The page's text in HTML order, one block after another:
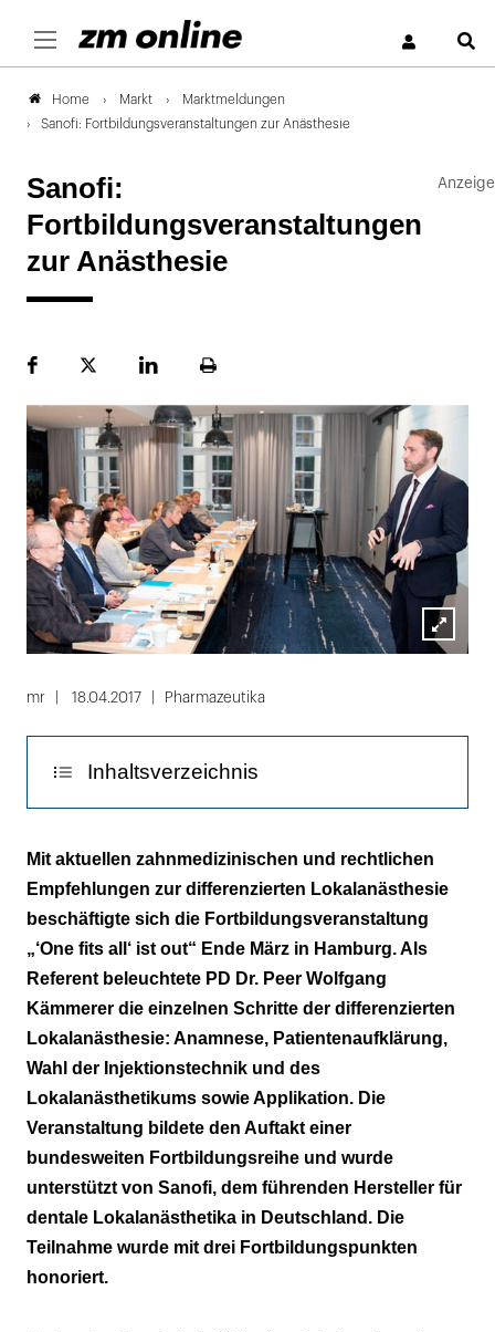
Home Markt
Marktmeldungen
Sanofi: Fortbildungsveranstaltungen zur Anästhesie
Sanofi:
Fortbildungsveranstaltungen
zur Anästhesie
FacebookPlattformLinekdInSeite
Lightbox
mr 18.04.2017 Pharmazeutika
Inhaltsverzeichnis
Patienten kennenlernen
Im Fokus: Risikopatienten
Fortbildungspunkte für Teilnehmer
Mit aktuellen zahnmedizinischen und rechtlichen
Empfehlungen zur differenzierten Lokalanästhesie
beschäftigte sich die Fortbildungsveranstaltung
„‘One fits all‘ ist out“ Ende März in Hamburg. Als
Referent beleuchtete PD Dr. Peer Wolfgang
Kämmerer die einzelnen Schritte der differenzierten
Lokalanästhesie: Anamnese, Patientenaufklärung,
Wahl der Injektionstechnik und des
Lokalanästhetikums sowie Applikation. Die
Veranstaltung bildete den Auftakt einer
bundesweiten Fortbildungsreihe und wurde
unterstützt von Sanofi, dem führenden Hersteller für
dentale Lokalanästhetika in Deutschland. Die
Teilnahme wurde mit drei Fortbildungspunkten
honoriert.